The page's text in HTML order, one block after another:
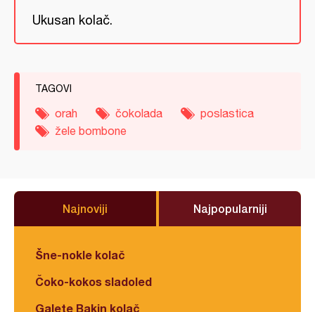
Ukusan kolač.
TAGOVI
orah čokolada
poslastica
žele bombone
Najnoviji Najpopularniji
Šne-nokle kolač
Čoko-kokos sladoled
Galete Bakin kolač